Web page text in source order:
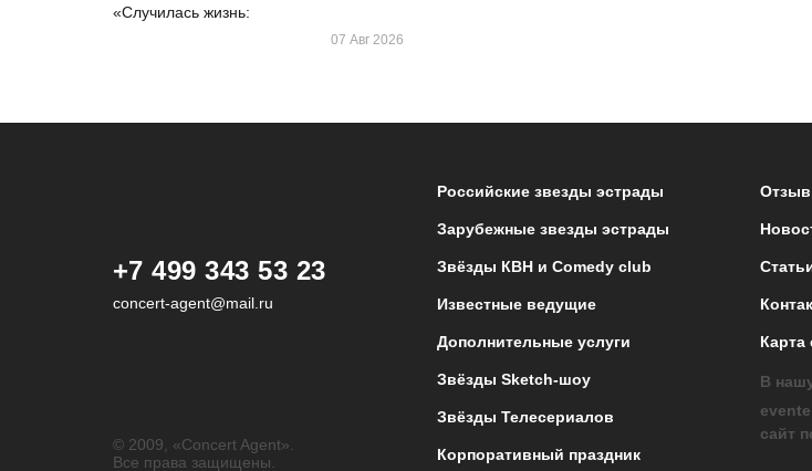
«Случилась жизнь:
07 Авг 2026
+7 499 343 53 23
concert-agent@mail.ru
© 2009, «Concert Agent».
Все права защищены.
Российские звезды эстрады
Зарубежные звезды эстрады
Звёзды КВН и Comedy club
Известные ведущие
Дополнительные услуги
Звёзды Sketch-шоу
Звёзды Телесериалов
Корпоративный праздник
Карта
В
сайт